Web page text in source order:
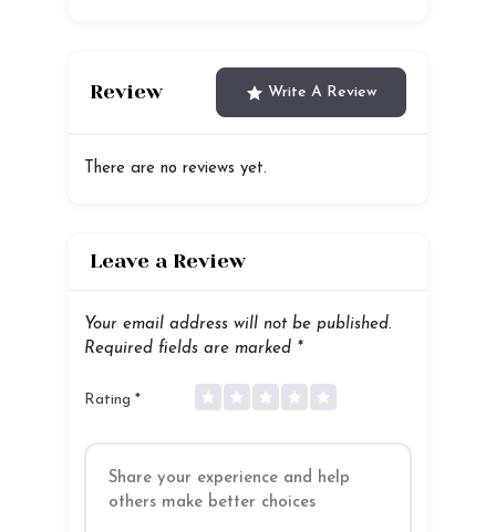
Review Write A Review
There are no reviews yet.
Leave a Review
Your email address will not be published.
Required fields are marked *
Rating *